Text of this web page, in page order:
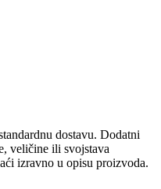
​​dostavu. Dodatni
veličine ili svojstava
izravno u opisu proizvoda.